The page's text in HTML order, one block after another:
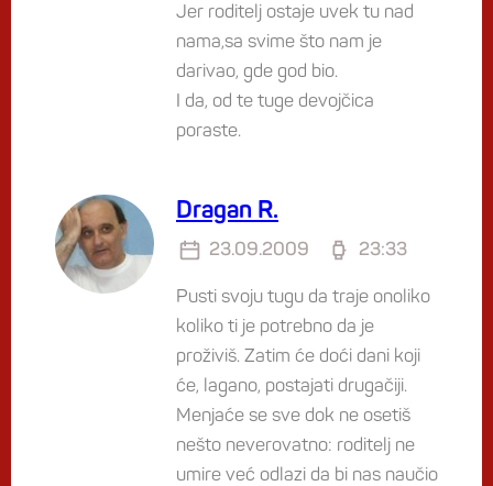
Jer roditelj ostaje uvek tu nad
nama,sa svime što nam je
darivao, gde god bio.
I da, od te tuge devojčica
poraste.
Dragan R.
23.09.2009 23:33
Pusti svoju tugu da traje onoliko
koliko ti je potrebno da je
proživiš. Zatim će doći dani koji
će, lagano, postajati drugačiji.
Menjaće se sve dok ne osetiš
nešto neverovatno: roditelj ne
umire već odlazi da bi nas naučio